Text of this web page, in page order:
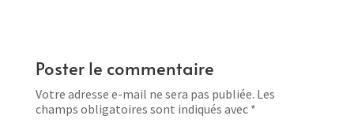
Poster le commentaire
Votre adresse e-mail ne sera pas publiée. Les
champs obligatoires sont indiqués avec *